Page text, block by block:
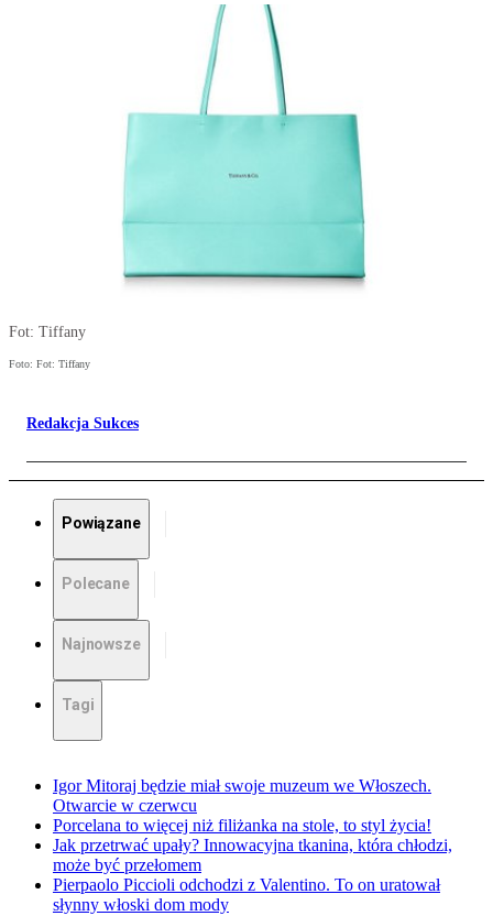
Fot: Tiffany
Foto: Fot: Tiffany
Redakcja Sukces
Powiązane
Polecane
Najnowsze
Tagi
Igor Mitoraj będzie miał swoje muzeum we Włoszech.
Otwarcie w czerwcu
Porcelana to więcej niż filiżanka na stole, to styl życia!
Jak przetrwać upały? Innowacyjna tkanina, która chłodzi,
może być przełomem
Pierpaolo Piccioli odchodzi z Valentino. To on uratował
słynny włoski dom mody